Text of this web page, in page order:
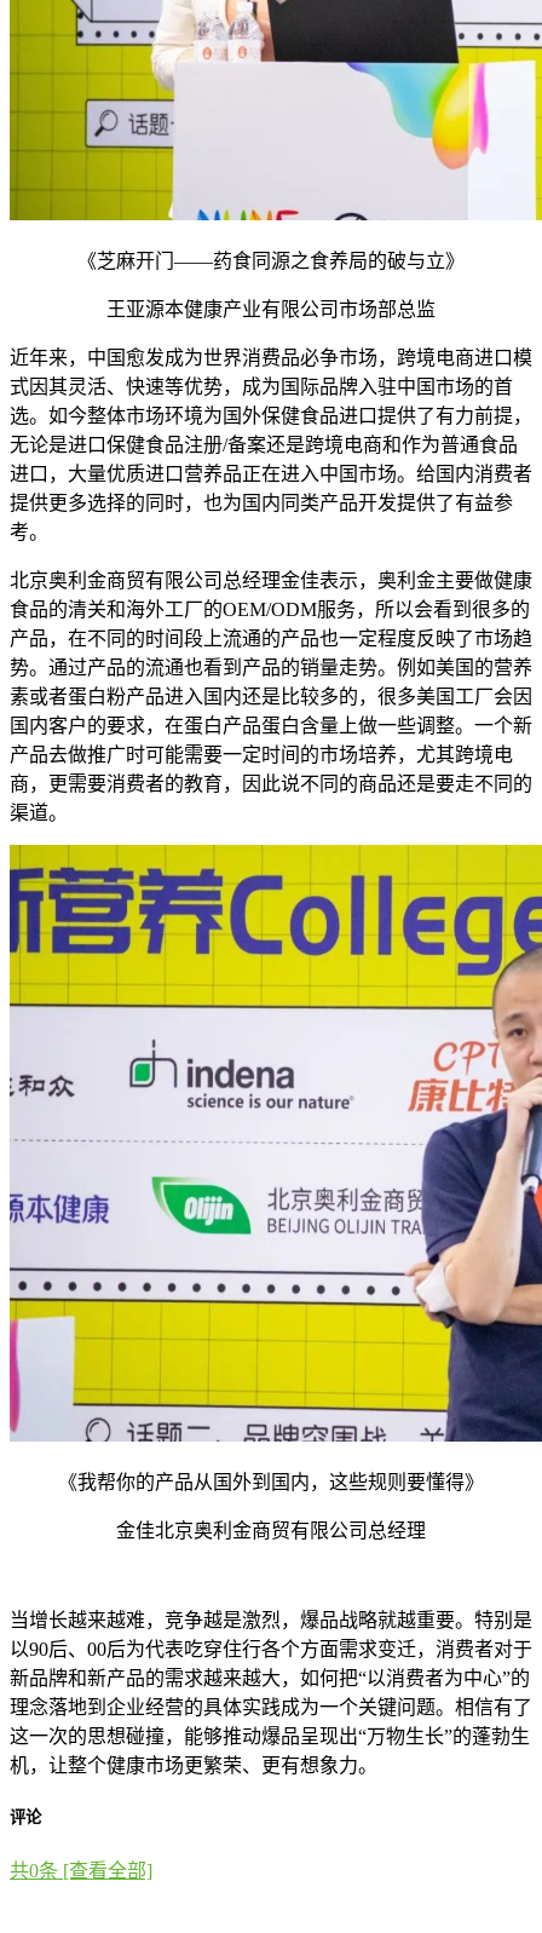
《芝麻开门——药食同源之食养局的破与立》
王亚源本健康产业有限公司市场部总监
近年来，中国愈发成为世界消费品必争市场，跨境电商进口模
式因其灵活、快速等优势，成为国际品牌入驻中国市场的首
选。如今整体市场环境为国外保健食品进口提供了有力前提，
无论是进口保健食品注册/备案还是跨境电商和作为普通食品
进口，大量优质进口营养品正在进入中国市场。给国内消费者
提供更多选择的同时，也为国内同类产品开发提供了有益参
考。
北京奥利金商贸有限公司总经理金佳表示，奥利金主要做健康
食品的清关和海外工厂的OEM/ODM服务，所以会看到很多的
产品，在不同的时间段上流通的产品也一定程度反映了市场趋
势。通过产品的流通也看到产品的销量走势。例如美国的营养
素或者蛋白粉产品进入国内还是比较多的，很多美国工厂会因
国内客户的要求，在蛋白产品蛋白含量上做一些调整。一个新
产品去做推广时可能需要一定时间的市场培养，尤其跨境电
商，更需要消费者的教育，因此说不同的商品还是要走不同的
渠道。
《我帮你的产品从国外到国内，这些规则要懂得》
金佳北京奥利金商贸有限公司总经理
当增长越来越难，竞争越是激烈，爆品战略就越重要。特别是
以90后、00后为代表吃穿住行各个方面需求变迁，消费者对于
新品牌和新产品的需求越来越大，如何把“以消费者为中心”的
理念落地到企业经营的具体实践成为一个关键问题。相信有了
这一次的思想碰撞，能够推动爆品呈现出“万物生长”的蓬勃生
机，让整个健康市场更繁荣、更有想象力。
评论
共0条 [查看全部]